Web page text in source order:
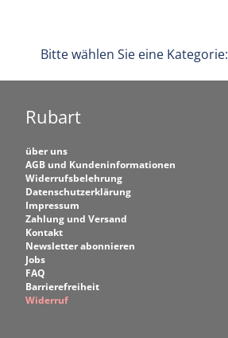
Bitte wählen Sie eine Kategorie:
Rubart
über uns
AGB und Kundeninformationen
Widerrufsbelehrung
Datenschutzerklärung
Impressum
Zahlung und Versand
Kontakt
Newsletter abonnieren
Jobs
FAQ
Barrierefreiheit
Widerruf